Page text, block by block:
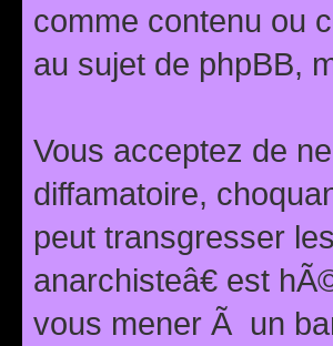
comme contenu ou
au sujet de phpBB,
Vous acceptez de
diffamatoire,
peut transgresser
anarchisteâ€ est
vous mener Ã un